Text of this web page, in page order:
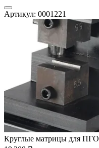
Артикул: 0001221
Круглые матрицы для ПГО